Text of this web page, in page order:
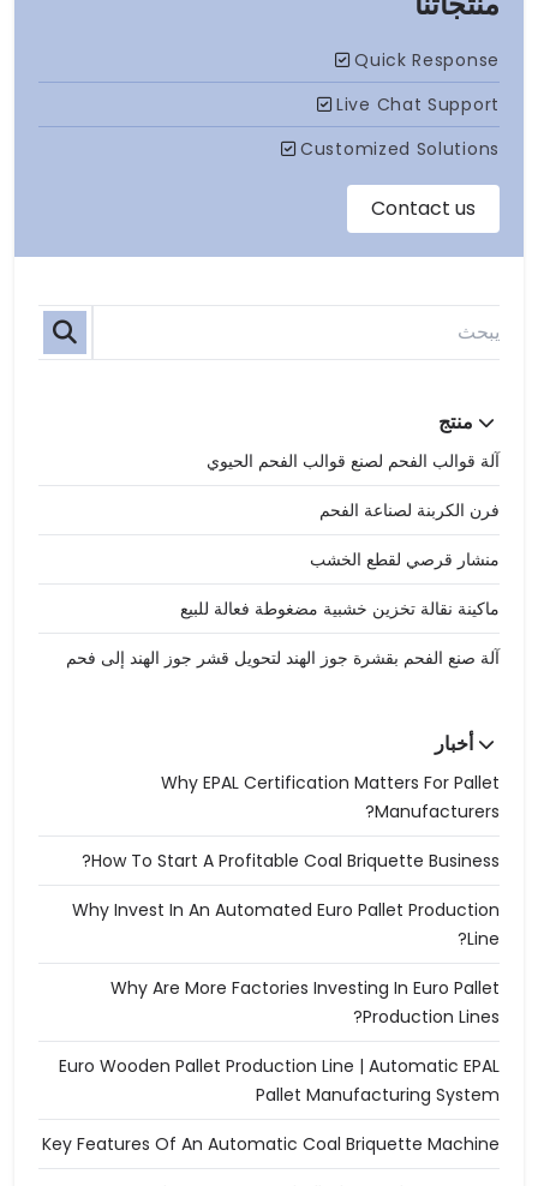
منتج
آلة قوالب الفحم لصنع قوالب الفحم الحيوي
فرن الكربنة لصناعة الفحم
منشار قرصي لقطع الخشب
ماكينة نقالة تخزين خشبية مضغوطة فعالة للبيع
آلة صنع الفحم بقشرة جوز الهند لتحويل قشر جوز الهند إلى فحم
أخبار
Why EPAL Certification Matters For Pallet
Manufacturers?
How To Start A Profitable Coal Briquette Business?
Why Invest In An Automated Euro Pallet Production
Line?
Why Are More Factories Investing In Euro Pallet
Production Lines?
Euro Wooden Pallet Production Line | Automatic EPAL
Pallet Manufacturing System
Key Features Of An Automatic Coal Briquette Machine